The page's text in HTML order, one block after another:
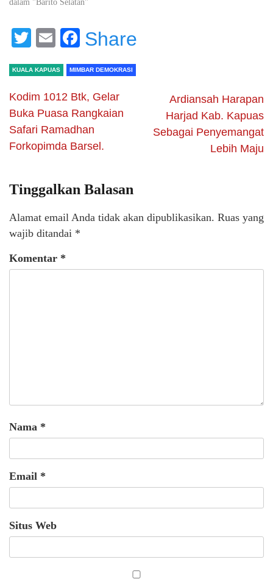
dalam "Barito Selatan"
Twitter
EmailFacebook
Share
KUALA KAPUAS MIMBAR DEMOKRASI
Kodim 1012 Btk, Gelar
Buka Puasa Rangkaian
Safari Ramadhan
Forkopimda Barsel.
Ardiansah Harapan
Harjad Kab. Kapuas
Sebagai Penyemangat
Lebih Maju
Tinggalkan Balasan
Alamat email Anda tidak akan dipublikasikan. Ruas yang
wajib ditandai *
Komentar *
Nama *
Email *
Situs Web